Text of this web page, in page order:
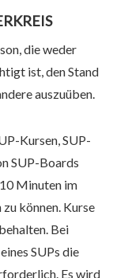
die weder
ist, den Stand
auszuüben.
Kursen, SUP-
SUP-Boards
Minuten im
können. Kurse
Bei
SUPs die
Es wird